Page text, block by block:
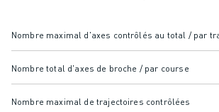
ROBOTS DELTA
ROBOTS PALETTISEURS
Nombre maximal d'axes contrôlés au total / par
Nombre total d'axes de broche / par course
Nombre maximal de trajectoires contrôlées